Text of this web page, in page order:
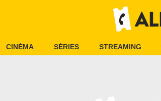
CINÉMA SÉRIES STREAMING